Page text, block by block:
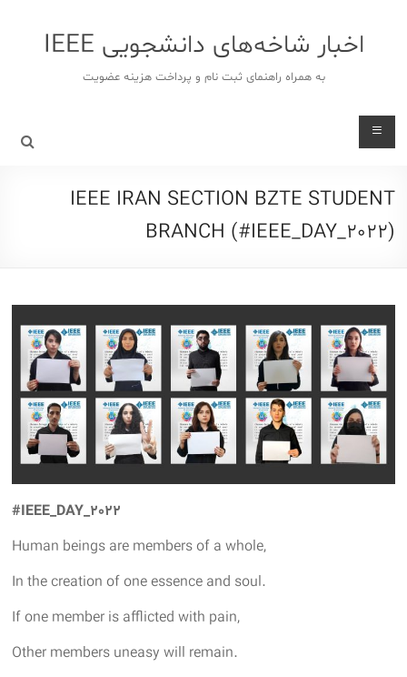
اخبار شاخه‌های دانشجویی IEEE
به همراه راهنمای ثبت نام و پرداخت هزینه عضویت
IEEE IRAN SECTION BZTE STUDENT
BRANCH (#IEEE_DAY_2022)
#IEEE_DAY_2022
Human beings are members of a whole,
In the creation of one essence and soul.
If one member is afflicted with pain,
Other members uneasy will remain.